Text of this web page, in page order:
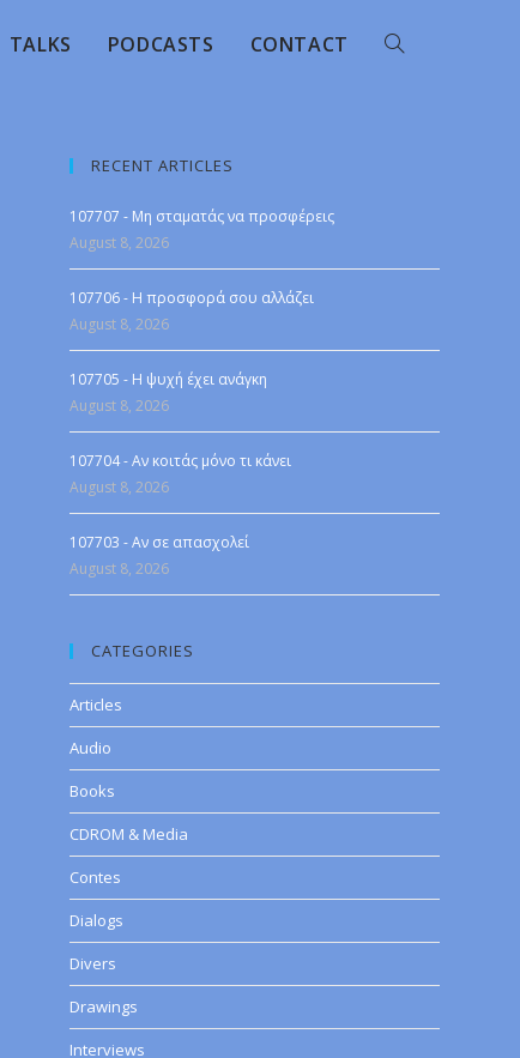
TALKS PODCASTS CONTACT
RECENT ARTICLES
107707 - Μη σταματάς να προσφέρεις
August 8, 2026
107706 - Η προσφορά σου αλλάζει
August 8, 2026
107705 - Η ψυχή έχει ανάγκη
August 8, 2026
107704 - Αν κοιτάς μόνο τι κάνει
August 8, 2026
107703 - Αν σε απασχολεί
August 8, 2026
CATEGORIES
Articles
Audio
Books
CDROM & Media
Contes
Dialogs
Divers
Drawings
Interviews